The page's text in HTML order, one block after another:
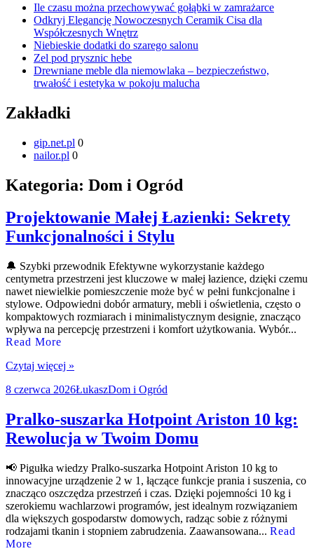
Ile czasu można przechowywać gołąbki w zamrażarce
Odkryj Elegancję Nowoczesnych Ceramik Cisa dla
Współczesnych Wnętrz
Niebieskie dodatki do szarego salonu
Zel pod prysznic hebe
Drewniane meble dla niemowlaka – bezpieczeństwo,
trwałość i estetyka w pokoju malucha
Zakładki
gip.net.pl 0
nailor.pl 0
Kategoria: Dom i Ogród
Projektowanie Małej Łazienki: Sekrety
Funkcjonalności i Stylu
🔔 Szybki przewodnik Efektywne wykorzystanie każdego
centymetra przestrzeni jest kluczowe w małej łazience, dzięki czemu
nawet niewielkie pomieszczenie może być w pełni funkcjonalne i
stylowe. Odpowiedni dobór armatury, mebli i oświetlenia, często o
kompaktowych rozmiarach i minimalistycznym designie, znacząco
wpływa na percepcję przestrzeni i komfort użytkowania. Wybór...
Read More
Czytaj więcej »
Data
8 czerwca 2026Autor
ŁukaszKategorie
Dom i Ogród
Pralko-suszarka Hotpoint Ariston 10 kg:
Rewolucja w Twoim Domu
📢 Pigułka wiedzy Pralko-suszarka Hotpoint Ariston 10 kg to
innowacyjne urządzenie 2 w 1, łączące funkcje prania i suszenia, co
znacząco oszczędza przestrzeń i czas. Dzięki pojemności 10 kg i
szerokiemu wachlarzowi programów, jest idealnym rozwiązaniem
dla większych gospodarstw domowych, radząc sobie z różnymi
rodzajami tkanin i stopniem zabrudzenia. Zaawansowana... Read
More